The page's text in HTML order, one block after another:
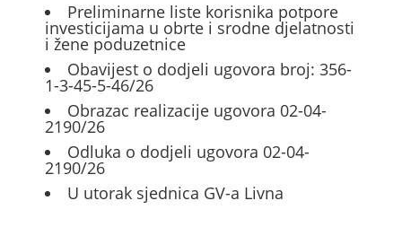
Preliminarne liste korisnika potpore
investicijama u obrte i srodne djelatnosti
i žene poduzetnice
Obavijest o dodjeli ugovora broj: 356-
1-3-45-5-46/26
Obrazac realizacije ugovora 02-04-
2190/26
Odluka o dodjeli ugovora 02-04-
2190/26
U utorak sjednica GV-a Livna